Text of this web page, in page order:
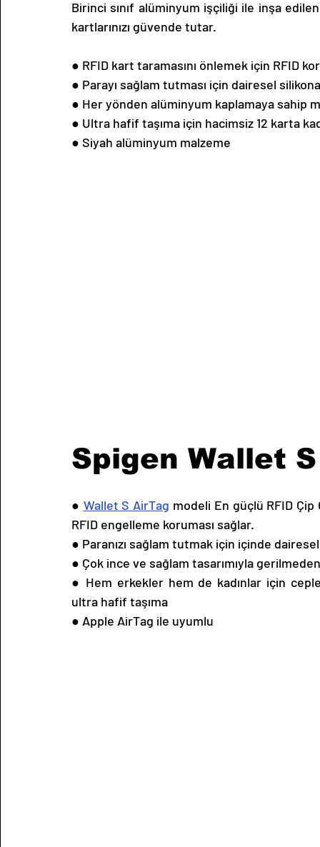
Birinci sınıf alüminyum işçiliği ile inşa
kartlarınızı güvende tutar.
● RFID kart taramasını önlemek için RFID
● Parayı sağlam tutması için dairesel
● Her yönden alüminyum kaplamaya sahip
● Ultra hafif taşıma için hacimsiz 12 karta
● Siyah alüminyum malzeme
Spigen Wallet
● Wallet S AirTag modeli En güçlü RFID Çip
RFID engelleme koruması sağlar.
● Paranızı sağlam tutmak için içinde
● Çok ince ve sağlam tasarımıyla
● Hem erkekler hem de kadınlar için
ultra hafif taşıma
● Apple AirTag ile uyumlu